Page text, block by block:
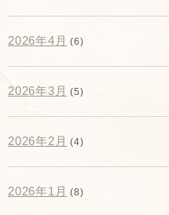
2026年4月 (6)
2026年3月 (5)
2026年2月 (4)
2026年1月 (8)